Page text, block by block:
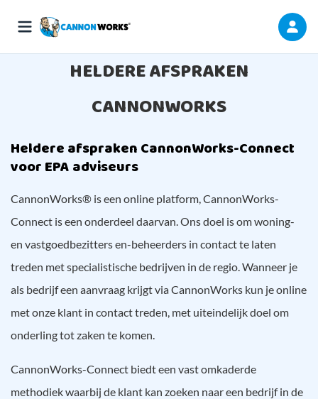
HELDERE AFSPRAKEN
CANNONWORKS
Heldere afspraken CannonWorks-Connect
voor EPA adviseurs
CannonWorks® is een online platform, CannonWorks-
Connect is een onderdeel daarvan. Ons doel is om woning-
en vastgoedbezitters en-beheerders in contact te laten
treden met specialistische bedrijven in de regio. Wanneer je
als bedrijf een aanvraag krijgt via CannonWorks kun je online
met onze klant in contact treden, met uiteindelijk doel om
onderling tot zaken te komen.
CannonWorks-Connect biedt een vast omkaderde
methodiek waarbij de klant kan zoeken naar een bedrijf in de